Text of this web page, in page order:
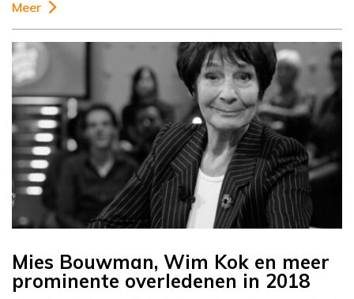
Meer
Mies Bouwman, Wim Kok en meer
prominente overledenen in 2018